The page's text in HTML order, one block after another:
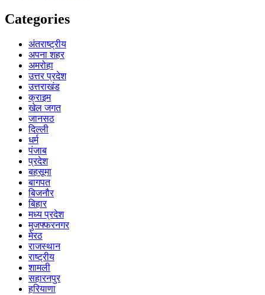
Categories
अंतराष्ट्रीय
अपना शहर
अमरोहा
उत्तर प्रदेश
उत्तराखंड
क्राइम
खेल जगत
जानसठ
दिल्ली
धर्म
पंजाब
प्रदेश
बहसूमा
बागपत
बिजनौर
बिहार
मध्य प्रदेश
मुजफ्फरनगर
मेरठ
राजस्थान
राष्ट्रीय
शामली
सहारनपुर
हरियाणा